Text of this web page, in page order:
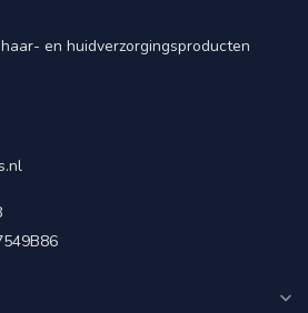
en huidverzorgingsproducten